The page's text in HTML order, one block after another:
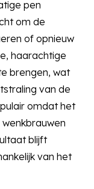
pen
om de
of opnieuw
haarachtige
brengen, wat
van de
omdat het
blijft
van het